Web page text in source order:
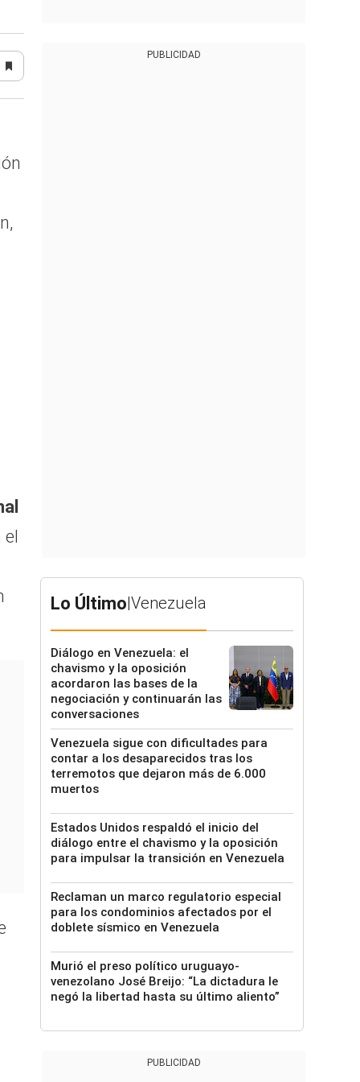
PUBLICIDAD
Lo Último|Venezuela
Diálogo en Venezuela: el
chavismo y la oposición
acordaron las bases de la
negociación y continuarán las
conversaciones
Venezuela sigue con dificultades para
contar a los desaparecidos tras los
terremotos que dejaron más de 6.000
muertos
Estados Unidos respaldó el inicio del
diálogo entre el chavismo y la oposición
para impulsar la transición en Venezuela
Reclaman un marco regulatorio especial
para los condominios afectados por el
doblete sísmico en Venezuela
Murió el preso político uruguayo-
venezolano José Breijo: “La dictadura le
negó la libertad hasta su último aliento”
PUBLICIDAD